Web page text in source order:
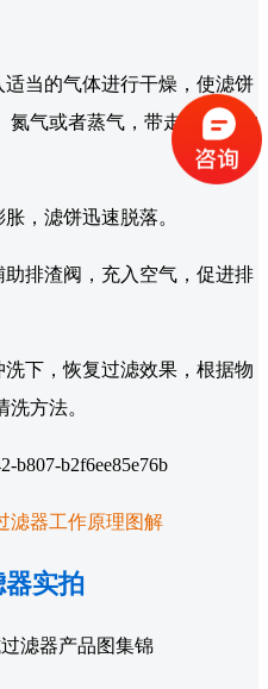
当的气体进行干燥，使滤饼
氮气或者蒸气，带走滤饼中的
，滤饼迅速脱落。
排渣阀，充入空气，促进排
下，恢复过滤效果，根据物
方法。
滤器工作原理图解
实拍
滤器产品图集锦